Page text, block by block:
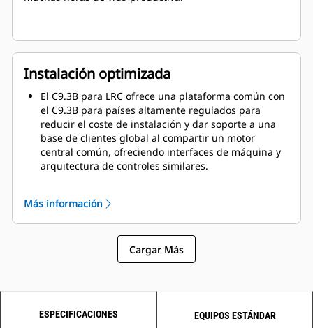
Instalación optimizada
El C9.3B para LRC ofrece una plataforma común con
el C9.3B para países altamente regulados para
reducir el coste de instalación y dar soporte a una
base de clientes global al compartir un motor
central común, ofreciendo interfaces de máquina y
arquitectura de controles similares.
originales (OEM)
de su instalación de motor sin sacrificar el
Opciones de motor totalmente configurables y
unidad de potencia industrial (IPU) disponibles de
validación y fabricación.
Más información
Cargar Más
ESPECIFICACIONES EQUIPOS ESTÁNDAR